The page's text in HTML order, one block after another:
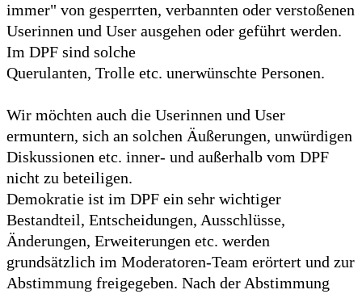
immer" von gesperrten, verbannten oder verstoßenen
Userinnen und User ausgehen oder geführt werden.
Im DPF sind solche
Querulanten, Trolle etc. unerwünschte Personen.
Wir möchten auch die Userinnen und User
ermuntern, sich an solchen Äußerungen, unwürdigen
Diskussionen etc. inner- und außerhalb vom DPF
nicht zu beteiligen.
Demokratie ist im DPF ein sehr wichtiger
Bestandteil, Entscheidungen, Ausschlüsse,
Änderungen, Erweiterungen etc. werden
grundsätzlich im Moderatoren-Team erörtert und zur
Abstimmung freigegeben. Nach der Abstimmung